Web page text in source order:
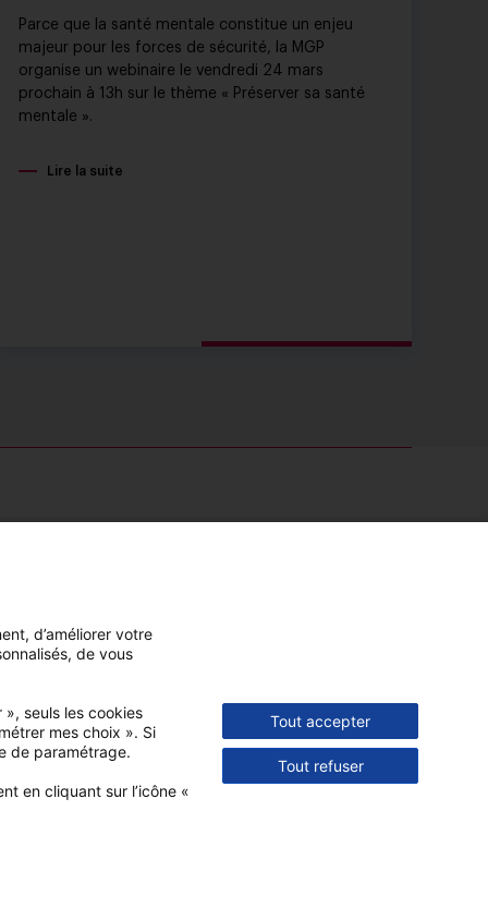
Parce que la santé mentale constitue un enjeu
majeur pour les forces de sécurité, la MGP
organise un webinaire le vendredi 24 mars
prochain à 13h sur le thème « Préserver sa santé
mentale ».
Lire la suite
d’améliorer votre
de vous
seuls les cookies
mes choix ». Si
de paramétrage.
en cliquant sur l’icône «
Tout accepter
Tout refuser